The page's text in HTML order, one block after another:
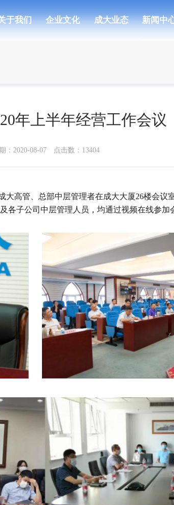
于我们 企业文化 成大业态 新闻中
年上半年经营工作会议
：2020-08-07 点击数： 13404
高管、总部中层管理者在成大大厦26楼会议
各子公司中层管理人员，均通过视频在线参加